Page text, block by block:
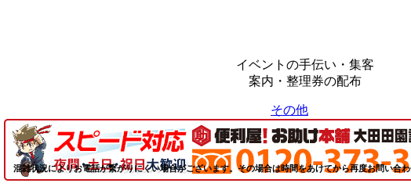
イベントの手伝い・集客
案内・整理券の配布
その他
混雑状況によりお電話が繋がりにくい場合がございます。その場合は時間をあけてから再度お問い合